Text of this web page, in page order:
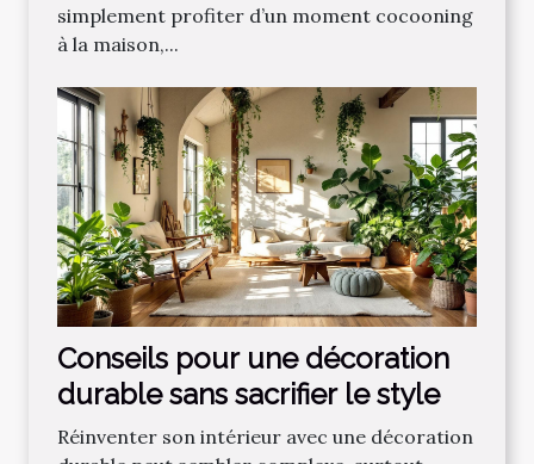
simplement profiter d’un moment cocooning
à la maison,...
Conseils pour une décoration
durable sans sacrifier le style
Réinventer son intérieur avec une décoration